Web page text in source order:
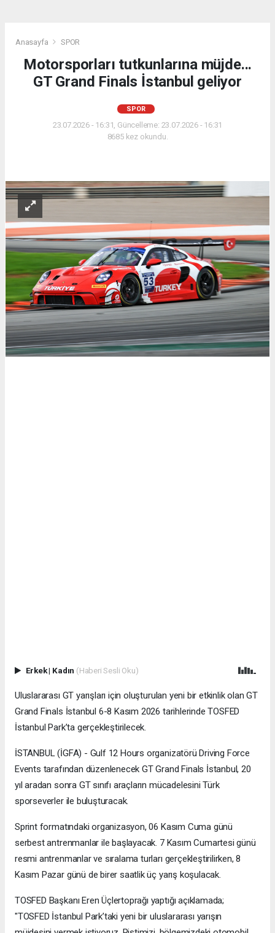
Anasayfa SPOR
Motorsporları tutkunlarına müjde...
GT Grand Finals İstanbul geliyor
SPOR
23.07.2026 - 16:31, Güncelleme: 23.07.2026 - 16:31
8685 kez okundu.
Erkek| Kadın (Haberi Sesli Oku)
Uluslararası GT yarışları için oluşturulan yeni bir etkinlik olan GT
Grand Finals İstanbul 6-8 Kasım 2026 tarihlerinde TOSFED
İstanbul Park’ta gerçekleştirilecek.
İSTANBUL (İGFA) - Gulf 12 Hours organizatörü Driving Force
Events tarafından düzenlenecek GT Grand Finals İstanbul, 20
yıl aradan sonra GT sınıfı araçların mücadelesini Türk
sporseverler ile buluşturacak.
Sprint formatındaki organizasyon, 06 Kasım Cuma günü
serbest antrenmanlar ile başlayacak. 7 Kasım Cumartesi günü
resmi antrenmanlar ve sıralama turları gerçekleştirilirken, 8
Kasım Pazar günü de birer saatlik üç yarış koşulacak.
TOSFED Başkanı Eren Üçlertoprağı yaptığı açıklamada;
"TOSFED İstanbul Park’taki yeni bir uluslararası yarışın